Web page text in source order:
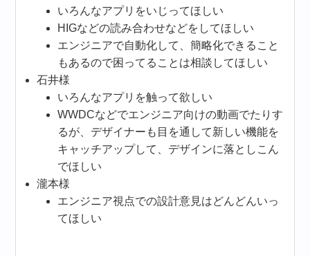
いろんなアプリをいじってほしい
HIGなどの読み合わせなどをしてほしい
エンジニアで自動化して、簡略化できること
もあるので困ってることは相談してほしい
石井様
いろんなアプリを触って欲しい
WWDCなどでエンジニア向けの動画でたりす
るが、デザイナーも目を通して新しい機能を
キャッチアップして、デザインに落としこん
でほしい
瀧本様
エンジニア視点での設計意見はどんどんいっ
てほしい